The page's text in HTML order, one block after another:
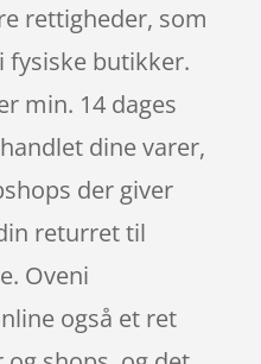
rettigheder, som
fysiske butikker.
min. 14 dages
dine varer,
der giver
returret til
Oveni
også et ret